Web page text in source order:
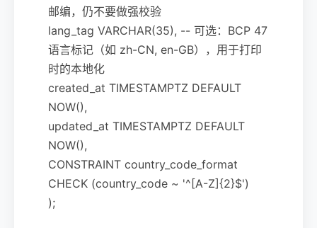
邮编，仍不要做强校验
lang_tag VARCHAR(35), -- 可选：BCP 47
语言标记（如 zh-CN, en-GB），用于打印
时的本地化
created_at TIMESTAMPTZ DEFAULT
NOW(),
updated_at TIMESTAMPTZ DEFAULT
NOW(),
CONSTRAINT country_code_format
CHECK (country_code ~ '^[A-Z]{2}$')
);